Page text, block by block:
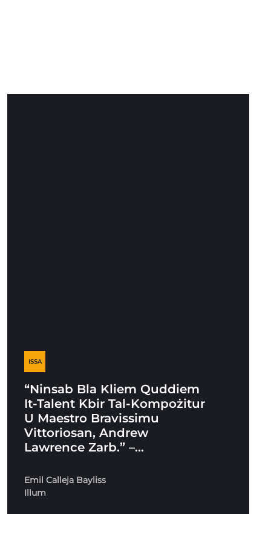
ISSA
“Ninsab Bla Kliem Quddiem
It-Talent Kbir Tal-Kompożitur
U Maestro Bravissimu
Vittoriosan, Andrew
Lawrence Zarb.” –…
Emil Calleja Bayliss
Illum